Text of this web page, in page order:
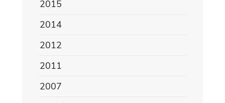
2015
2014
2012
2011
2007